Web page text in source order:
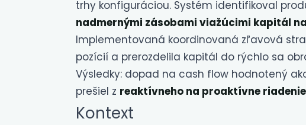
trhy konfiguráciou. Systém identifikoval
nadmernými zásobami viažúcimi kapitál
Implementovaná koordinovaná zľavová
pozícií a prerozdelila kapitál do rýchlo sa
Výsledky: dopad na cash flow hodnotený
prešiel z reaktívneho na proaktívne
Kontext